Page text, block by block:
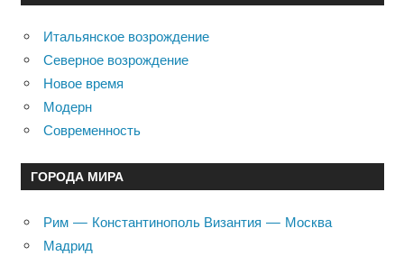
Итальянское возрождение
Северное возрождение
Новое время
Модерн
Современность
ГОРОДА МИРА
Рим — Константинополь Византия — Москва
Мадрид